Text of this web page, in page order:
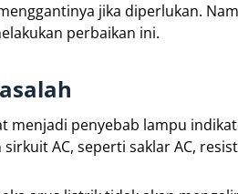
jika diperlukan.
perbaikan ini.
menjadi penyebab lampu
AC, seperti saklar AC,